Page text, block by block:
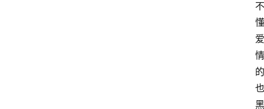
不
懂
爱
情
的
也
黑